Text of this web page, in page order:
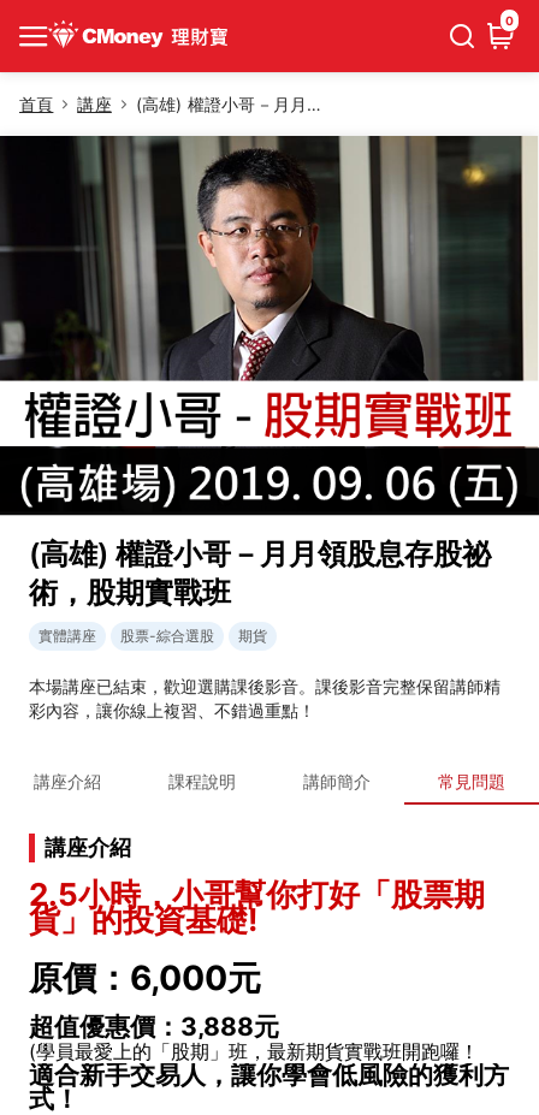
0
首頁 講座 (高雄) 權證小哥－月月領股息存股祕術，股期實戰班
(高雄) 權證小哥－月月領股息存股祕
術，股期實戰班
實體講座 股票-綜合選股 期貨
本場講座已結束，歡迎選購課後影音。課後影音完整保留講師精
彩內容，讓你線上複習、不錯過重點！
講座介紹 課程說明 講師簡介 常見問題
講座介紹
2.5小時，小哥幫你打好「股票期
貨」的投資基礎!
原價：6,000元
超值優惠價：3,888元
(學員最愛上的「股期」班，最新期貨實戰班開跑囉！
適合新手交易人，讓你學會低風險的獲利方
式！